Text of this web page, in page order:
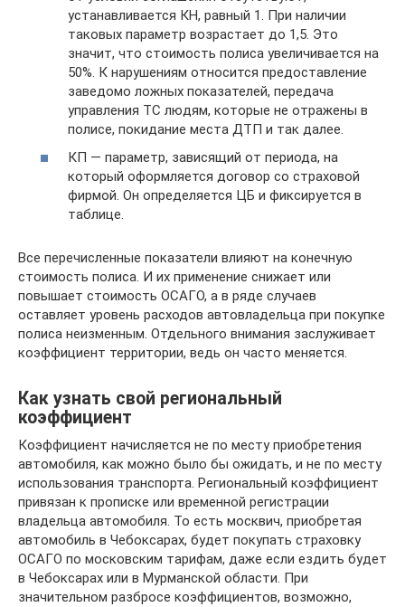
устанавливается КН, равный 1. При наличии
таковых параметр возрастает до 1,5. Это
значит, что стоимость полиса увеличивается на
50%. К нарушениям относится предоставление
заведомо ложных показателей, передача
управления ТС людям, которые не отражены в
полисе, покидание места ДТП и так далее.
КП — параметр, зависящий от периода, на
который оформляется договор со страховой
фирмой. Он определяется ЦБ и фиксируется в
таблице.
Все перечисленные показатели влияют на конечную
стоимость полиса. И их применение снижает или
повышает стоимость ОСАГО, а в ряде случаев
оставляет уровень расходов автовладельца при покупке
полиса неизменным. Отдельного внимания заслуживает
коэффициент территории, ведь он часто меняется.
Как узнать свой региональный
коэффициент
Коэффициент начисляется не по месту приобретения
автомобиля, как можно было бы ожидать, и не по месту
использования транспорта. Региональный коэффициент
привязан к прописке или временной регистрации
владельца автомобиля. То есть москвич, приобретая
автомобиль в Чебоксарах, будет покупать страховку
ОСАГО по московским тарифам, даже если ездить будет
в Чебоксарах или в Мурманской области. При
значительном разбросе коэффициентов, возможно,